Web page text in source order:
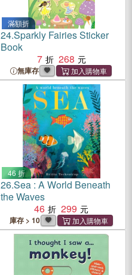
滿額折
24.Sparkly Fairies Sticker
Book
7
268
無庫存
46 折
26.Sea : A World Beneath
the Waves
46
299
庫存 > 10